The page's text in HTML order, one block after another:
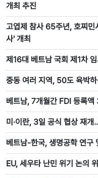
개최 추진
고엽제 참사 65주년, 호찌민
사' 개최
제16대 베트남 국회 제1차
중동 여러 지역, 50도 육박하
베트남, 7개월간 FDI 등록
미·이란, 3일 공식 협상 재개
베트남-한국, 생명공학 연구
EU, 세우타 난민 위기 논의